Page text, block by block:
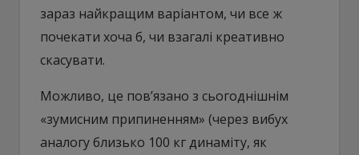
зараз найкращим варіантом, чи все ж
почекати хоча б, чи взагалі креативно
скасувати.
Можливо, це пов’язано з сьогоднішнім
«зумисним припиненням» (через вибух
аналогу близько 100 кг динаміту, як